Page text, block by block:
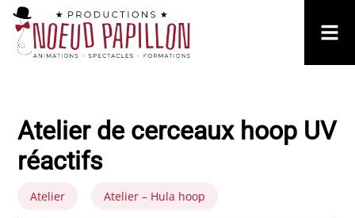
Atelier de cerceaux hoop UV
réactifs
Atelier Atelier – Hula hoop